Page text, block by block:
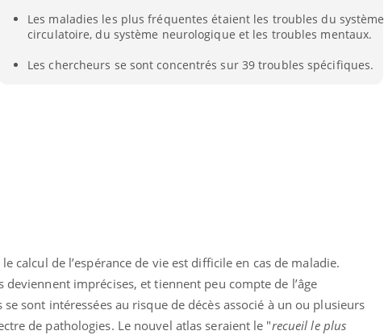
Les maladies les plus fréquentes étaient les troubles du système
circulatoire, du système neurologique et les troubles mentaux.
Les chercheurs se sont concentrés sur 39 troubles spécifiques.
le calcul de l’espérance de vie est difficile en cas de maladie.
imprécises, et tiennent peu compte de l’âge
se sont intéressées au risque de décès associé à un ou plusieurs
de pathologies. Le nouvel atlas seraient le "recueil le plus